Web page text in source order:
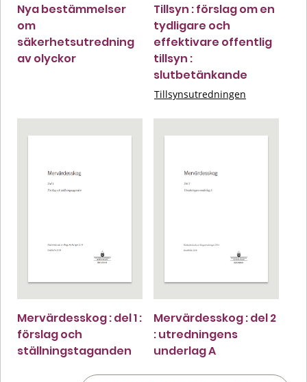
Nya bestämmelser
om
säkerhetsutredning
av olyckor
Tillsyn : förslag om en
tydligare och
effektivare offentlig
tillsyn :
slutbetänkande
Tillsynsutredningen
Mervärdesskog : del 1 :
förslag och
ställningstaganden
Mervärdesskog : del 2
: utredningens
underlag A